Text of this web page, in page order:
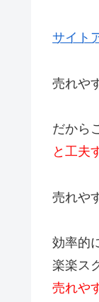
サイト
売れや
だから
と工夫
売れや
効率的
楽楽ス
売れや